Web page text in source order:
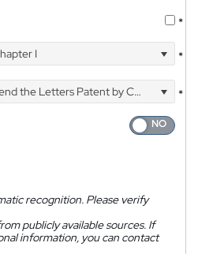
*
I *
the Letters Patent by Courier
*
recognition. Please verify
publicly available sources. If
information, you can contact